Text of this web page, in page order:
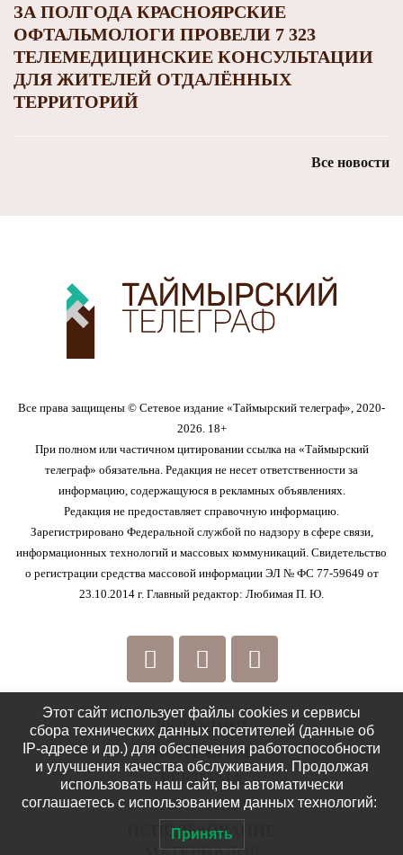
ЗА ПОЛГОДА КРАСНОЯРСКИЕ
ОФТАЛЬМОЛОГИ ПРОВЕЛИ 7 323
ТЕЛЕМЕДИЦИНСКИЕ КОНСУЛЬТАЦИИ
ДЛЯ ЖИТЕЛЕЙ ОТДАЛЁННЫХ
ТЕРРИТОРИЙ
Все новости
Все права защищены © Сетевое издание «Таймырский телеграф», 2020-
2026. 18+
При полном или частичном цитировании ссылка на «Таймырский
телеграф» обязательна. Редакция не несет ответственности за
информацию, содержащуюся в рекламных объявлениях.
Редакция не предоставляет справочную информацию.
Зарегистрировано Федеральной службой по надзору в сфере связи,
информационных технологий и массовых коммуникаций. Свидетельство
о регистрации средства массовой информации ЭЛ № ФС 77-59649 от
23.10.2014 г. Главный редактор: Любимая П. Ю.
РЕДАКЦИЯ
КОНТАКТЫ
РЕКЛАМА
ПОЛИТИКА
ИСПОЛЬЗОВАНИЕ
Этот сайт использует файлы cookies и сервисы
сбора технических данных посетителей (данные об
IP-адресе и др.) для обеспечения работоспособности
и улучшения качества обслуживания. Продолжая
использовать наш сайт, вы автоматически
соглашаетесь с использованием данных технологий:
Принять